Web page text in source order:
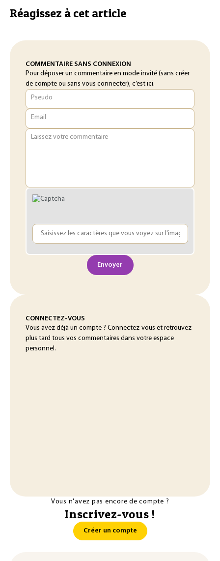
Réagissez à cet article
COMMENTAIRE SANS CONNEXION
Pour déposer un commentaire en mode invité (sans créer
de compte ou sans vous connecter), c’est ici.
Pseudo
Email
Laissez votre commentaire
Envoyer
CONNECTEZ-VOUS
Vous avez déjà un compte ? Connectez-vous et retrouvez
plus tard tous vos commentaires dans votre espace
personnel.
Vous n'avez pas encore de compte ?
Inscrivez-vous !
Créer un compte